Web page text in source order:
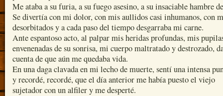
Me ataba a su furia, a su fuego asesino, a su insaciable hambre
Se divertía con mi dolor, con mis aullidos casi inhumanos, con
desorbitados y a cada paso del tiempo desgarraba mi carne.
Ante espantoso acto, al palpar mis heridas profundas, mis
envenenadas de su sonrisa, mi cuerpo maltratado y destrozado,
cuenta de que aún me quedaba vida.
En una daga clavada en mi lecho de muerte, sentí una intensa
y recordé, recordé, que el día anterior me había puesto el viejo
sujetador con un alfiler y me desperté.